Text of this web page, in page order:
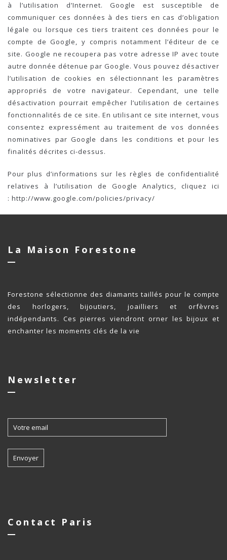
à l’utilisation d’Internet. Google est susceptible de
communiquer ces données à des tiers en cas d’obligation
légale ou lorsque ces tiers traitent ces données pour le
compte de Google, y compris notamment l’éditeur de ce
site. Google ne recoupera pas votre adresse IP avec toute
autre donnée détenue par Google. Vous pouvez désactiver
l’utilisation de cookies en sélectionnant les paramètres
appropriés de votre navigateur. Cependant, une telle
désactivation pourrait empêcher l’utilisation de certaines
fonctionnalités de ce site. En utilisant ce site internet, vous
consentez expressément au traitement de vos données
nominatives par Google dans les conditions et pour les
finalités décrites ci-dessus.
Pour plus d’informations sur les règles de confidentialité
relatives à l’utilisation de Google Analytics, cliquez ici
: http://www.google.com/policies/privacy/
La Maison Forestone
Forestone sélectionne des diamants taillés pour le compte
des horlogers, bijoutiers, joailliers et orfèvres
indépendants. Ces pierres viendront orner les bijoux et
enchanter les moments clés de la vie
Newsletter
Contact Paris